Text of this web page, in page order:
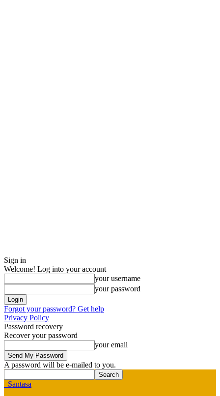
Sign in
Welcome! Log into your account
your username
your password
Forgot your password? Get help
Privacy Policy
Password recovery
Recover your password
your email
A password will be e-mailed to you.
Santasa